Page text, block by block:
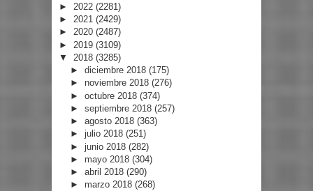
► 2022 (2281)
► 2021 (2429)
► 2020 (2487)
► 2019 (3109)
▼ 2018 (3285)
► diciembre 2018 (175)
► noviembre 2018 (276)
► octubre 2018 (374)
► septiembre 2018 (257)
► agosto 2018 (363)
► julio 2018 (251)
► junio 2018 (282)
► mayo 2018 (304)
► abril 2018 (290)
► marzo 2018 (268)